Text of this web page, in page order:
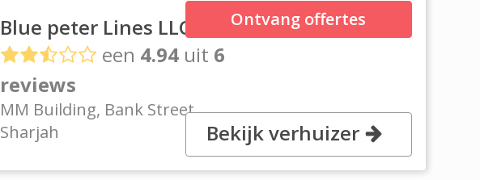
Blue peter Lines LLC
een 4.94 uit 6
reviews
MM Building, Bank Street,
Sharjah
Ontvang offertes
Bekijk verhuizer